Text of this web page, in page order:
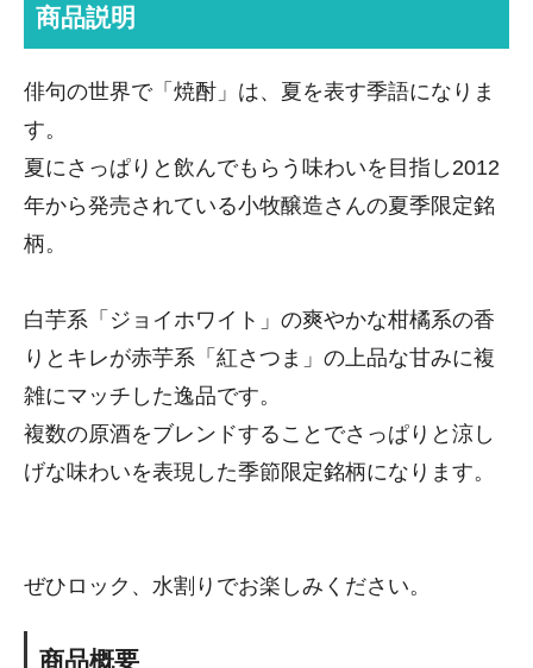
商品説明
俳句の世界で「焼酎」は、夏を表す季語になりま
す。
夏にさっぱりと飲んでもらう味わいを目指し2012
年から発売されている小牧醸造さんの夏季限定銘
柄。
白芋系「ジョイホワイト」の爽やかな柑橘系の香
りとキレが赤芋系「紅さつま」の上品な甘みに複
雑にマッチした逸品です。
複数の原酒をブレンドすることでさっぱりと涼し
げな味わいを表現した季節限定銘柄になります。
ぜひロック、水割りでお楽しみください。
商品概要